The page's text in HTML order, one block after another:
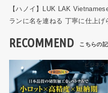
【ハノイ】LUK LAK
ランに名を連ねる 丁寧に仕上げ
RECOMMEND
ビジネス